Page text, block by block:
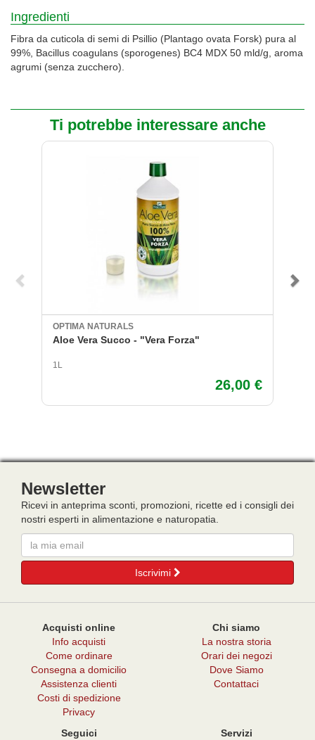
Ingredienti
Fibra da cuticola di semi di Psillio (Plantago ovata Forsk) pura al
99%, Bacillus coagulans (sporogenes) BC4 MDX 50 mld/g, aroma
agrumi (senza zucchero).
Ti potrebbe interessare anche
OPTIMA NATURALS
Aloe Vera Succo - "Vera Forza"
1L
26,00 €
Newsletter
Ricevi in anteprima sconti, promozioni, ricette ed i consigli dei
nostri esperti in alimentazione e naturopatia.
Email
Iscrivimi
Acquisti online
Info acquisti
Come ordinare
Consegna a domicilio
Assistenza clienti
Costi di spedizione
Privacy
Chi siamo
La nostra storia
Orari dei negozi
Dove Siamo
Contattaci
Seguici Servizi